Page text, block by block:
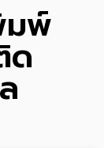
มพ์
ด